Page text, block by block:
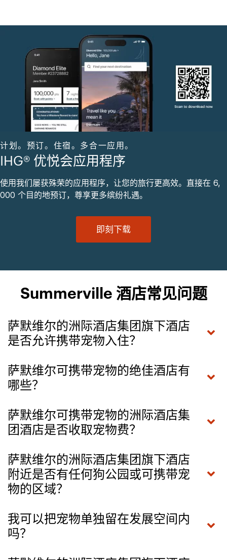
计划。预订。住宿。多合一应用。
IHG® 优悦会应用程序
使用我们屡获殊荣的应用程序，让您的旅行更高效。直接在 6,
000 个目的地预订，尊享更多缤纷礼遇。
即刻下载
Summerville 酒店常见问题
萨默维尔的洲际酒店集团旗下酒店
是否允许携带宠物入住？
萨默维尔可携带宠物的绝佳酒店有
哪些？
萨默维尔可携带宠物的洲际酒店集
团酒店是否收取宠物费？
萨默维尔的洲际酒店集团旗下酒店
附近是否有任何狗公园或可携带宠
物的区域？
我可以把宠物单独留在发展空间内
吗？